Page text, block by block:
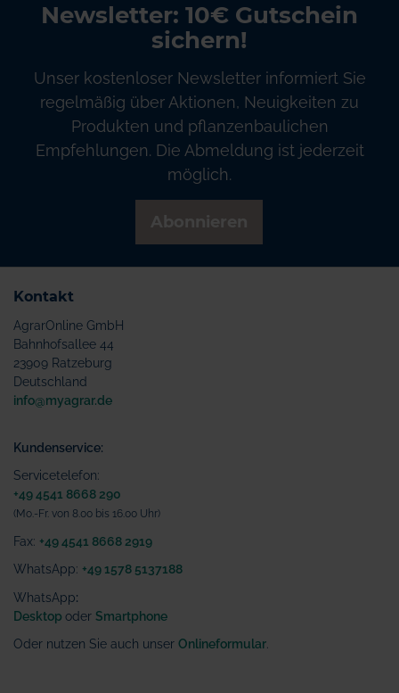
Newsletter: 10€ Gutschein
sichern!
Unser kostenloser Newsletter informiert Sie
regelmäßig über Aktionen, Neuigkeiten zu
Produkten und pflanzenbaulichen
Empfehlungen. Die Abmeldung ist jederzeit
möglich.
Kontakt
AgrarOnline GmbH
Bahnhofsallee 44
23909 Ratzeburg
Deutschland
info@myagrar.de
Kundenservice:
Servicetelefon:
+49 4541 8668 290
(Mo.-Fr. von 8.00 bis 16.00 Uhr)
Fax: +49 4541 8668 2919
WhatsApp: +49 1578 5137188
WhatsApp:
Desktop oder Smartphone
Oder nutzen Sie auch unser Onlineformular